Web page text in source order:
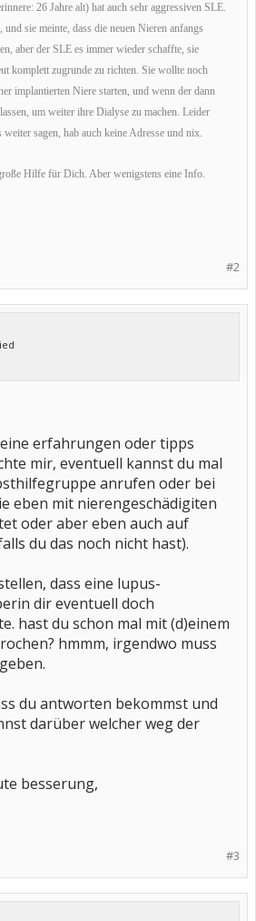
26 Jahre alt) hat auch sehr aggressiven SLE.
sie meinte, dass die neuen Nieren anfangs
aber der SLE es immer wieder schaffte, sie
komplett zugrunde zu richten. Sie wollte noch
implantierten Niere starten, und wenn der dann
um weiter ihre Dialyse zu machen. Leider
sagen, hab auch keine Adresse und nix.
Hilfe für Dich. Aber wenigstens eine Info.
#2
erfahrungen oder tipps
mir, eventuell kannst du mal
anrufen oder bei
eben mit nierengeschädigiten
oder aber eben auch auf
du das noch nicht hast).
dass eine lupus-
dir eventuell doch
hast du schon mal mit (d)einem
hmmm, irgendwo muss
du antworten bekommst und
darüber welcher weg der
besserung,
#3